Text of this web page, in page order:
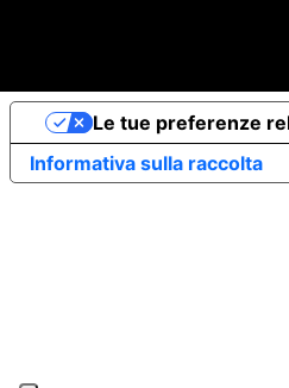
Informativa sulla raccolta
Le tue preferenze